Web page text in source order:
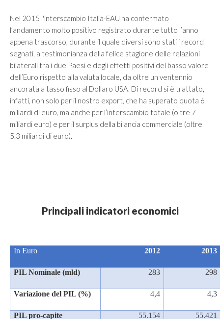
Nel 2015 l'interscambio Italia-EAU ha confermato
l’andamento molto positivo registrato durante tutto l’anno
appena trascorso, durante il quale diversi sono stati i record
segnati, a testimonianza della felice stagione delle relazioni
bilaterali tra i due Paesi e degli effetti positivi del basso valore
dell’Euro rispetto alla valuta locale, da oltre un ventennio
ancorata a tasso fisso al Dollaro USA. Di record si è trattato,
infatti, non solo per il nostro export, che ha superato quota 6
miliardi di euro, ma anche per l’interscambio totale (oltre 7
miliardi euro) e per il surplus della bilancia commerciale (oltre
5.3 miliardi di euro).
Principali indicatori economici
In Euro 2012 2013
PIL Nominale (mld) 283 298
Variazione del PIL (%) 4,4 4,3
PIL pro-capite 55.154 55.421